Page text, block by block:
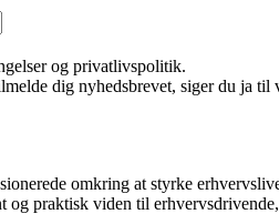
og privatlivspolitik.
dig nyhedsbrevet, siger du ja
omkring at styrke
og praktisk viden til